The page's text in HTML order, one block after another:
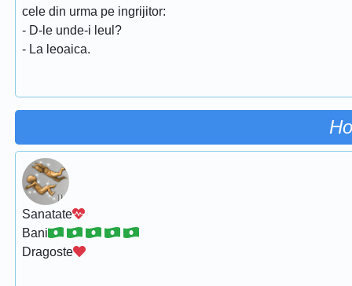
cele din urma pe ingrijitor:
- D-le unde-i leul?
- La leoaica.
Sanatate
Bani
Dragoste